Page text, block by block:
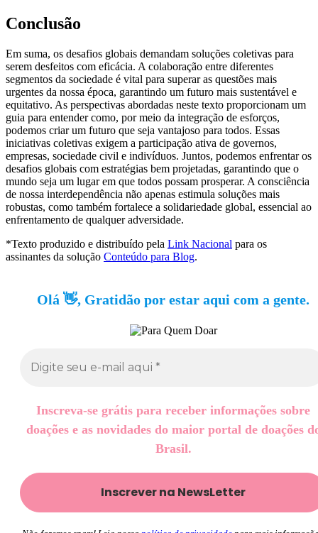
Conclusão
Em suma, os desafios globais demandam soluções coletivas para
serem desfeitos com eficácia. A colaboração entre diferentes
segmentos da sociedade é vital para superar as questões mais
urgentes da nossa época, garantindo um futuro mais sustentável e
equitativo. As perspectivas abordadas neste texto proporcionam um
guia para entender como, por meio da integração de esforços,
podemos criar um futuro que seja vantajoso para todos. Essas
iniciativas coletivas exigem a participação ativa de governos,
empresas, sociedade civil e indivíduos. Juntos, podemos enfrentar os
desafios globais com estratégias bem projetadas, garantindo que o
mundo seja um lugar em que todos possam prosperar. A consciência
de nossa interdependência não apenas estimula soluções mais
robustas, como também fortalece a solidariedade global, essencial ao
enfrentamento de qualquer adversidade.
*Texto produzido e distribuído pela Link Nacional para os
assinantes da solução Conteúdo para Blog.
Olá 👋, Gratidão por estar aqui com a gente.
Inscreva-se grátis para receber informações sobre
doações e as novidades do maior portal de doações
Brasil.